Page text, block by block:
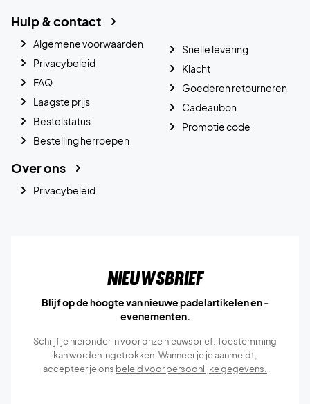
Hulp & contact
Algemene voorwaarden
Privacybeleid
FAQ
Laagste prijs
Bestelstatus
Bestelling herroepen
Snelle levering
Klacht
Goederen retourneren
Cadeaubon
Promotie code
Over ons
Privacybeleid
Nieuwsbrief
Blijf op de hoogte van nieuwe padelartikelen en -
evenementen.
Schrijf je hieronder in voor onze nieuwsbrief. Toestemming
kan worden ingetrokken. Wanneer je je aanmeldt,
accepteer je ons beleid voor persoonlijke gegevens.